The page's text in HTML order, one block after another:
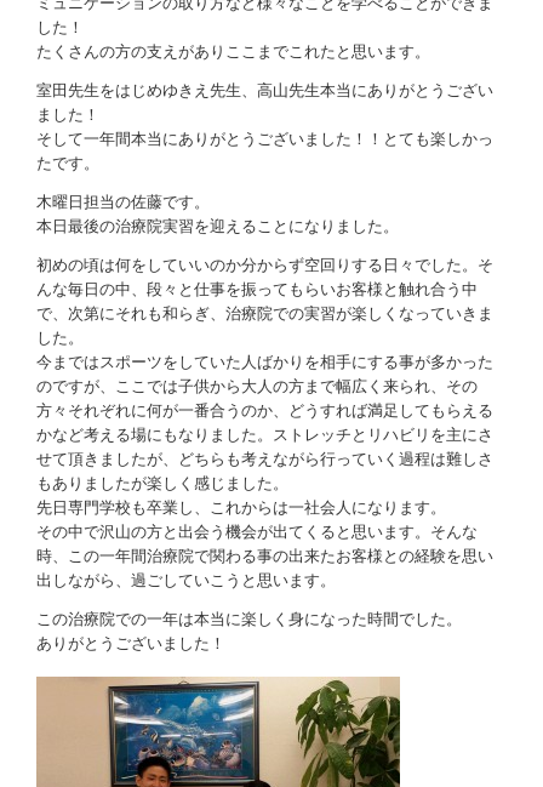
した！
たくさんの方の支えがありここまでこれたと思います。
室田先生をはじめゆきえ先生、高山先生本当にありがとうござい
ました！
そして一年間本当にありがとうございました！！とても楽しかっ
たです。
木曜日担当の佐藤です。
本日最後の治療院実習を迎えることになりました。
初めの頃は何をしていいのか分からず空回りする日々でした。そ
んな毎日の中、段々と仕事を振ってもらいお客様と触れ合う中
で、次第にそれも和らぎ、治療院での実習が楽しくなっていきま
した。
今まではスポーツをしていた人ばかりを相手にする事が多かった
のですが、ここでは子供から大人の方まで幅広く来られ、その
方々それぞれに何が一番合うのか、どうすれば満足してもらえる
かなど考える場にもなりました。ストレッチとリハビリを主にさ
せて頂きましたが、どちらも考えながら行っていく過程は難しさ
もありましたが楽しく感じました。
先日専門学校も卒業し、これからは一社会人になります。
その中で沢山の方と出会う機会が出てくると思います。そんな
時、この一年間治療院で関わる事の出来たお客様との経験を思い
出しながら、過ごしていこうと思います。
この治療院での一年は本当に楽しく身になった時間でした。
ありがとうございました！